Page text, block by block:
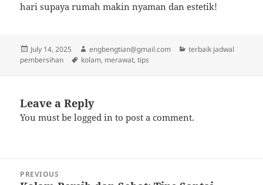
hari supaya rumah makin nyaman dan estetik!
Posted
on
July 14, 2025 Author
engbengtian@gmail.com Categories
terbaik jadwal
pembersihan
Tags
kolam, merawat,tips
Leave a Reply
You must belogged in to post a comment.
navigation
PREVIOUS